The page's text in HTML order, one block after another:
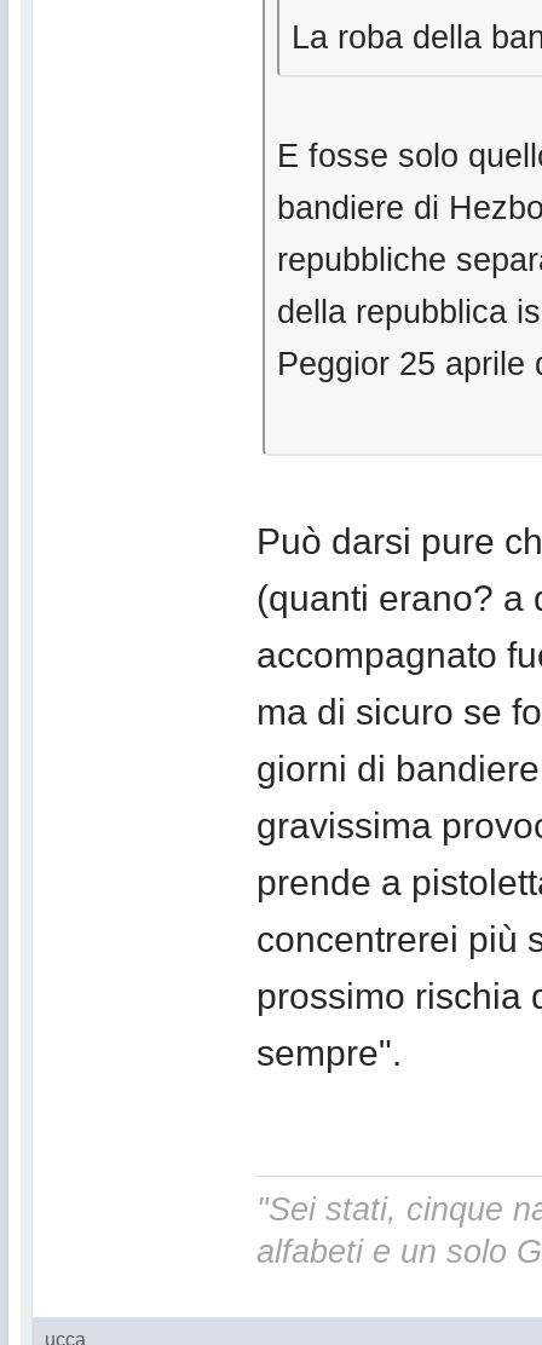
La roba della
E fosse solo
bandiere di
repubbliche
della repubblica
Peggior 25 aprile
Può darsi pure
(quanti erano? a
accompagnato
ma di sicuro se
giorni di
gravissima
prende a
concentrerei più
prossimo rischia
sempre".
"Sei stati, cinque
alfabeti e un solo
ucca